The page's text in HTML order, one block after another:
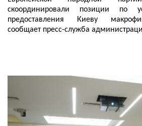
скоординировали позиции по
предоставления Киеву
сообщает пресс-служба